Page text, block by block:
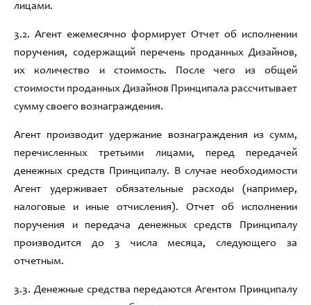
лицами.
3.2. Агент ежемесячно формирует Отчет об исполнении
поручения, содержащий перечень проданных Дизайнов,
их количество и стоимость. После чего из общей
стоимости проданных Дизайнов Принципала рассчитывает
сумму своего вознаграждения.
Агент производит удержание вознаграждения из сумм,
перечисленных третьими лицами, перед передачей
денежных средств Принципалу. В случае необходимости
Агент удерживает обязательные расходы (например,
налоговые и иные отчисления). Отчет об исполнении
поручения и передача денежных средств Принципалу
производится до 3 числа месяца,следующего за
отчетным.
3.3. Денежные средства передаются Агентом Принципалу